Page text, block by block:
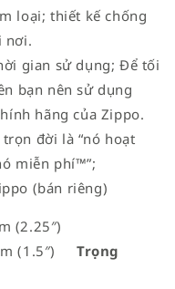
loại; thiết kế chống
nơi.
gian sử dụng; Để tối
bạn nên sử dụng
hãng của Zippo.
đời là “nó hoạt
miễn phí™”;
(bán riêng)
(2.25″)
(1.5″)
Trọng